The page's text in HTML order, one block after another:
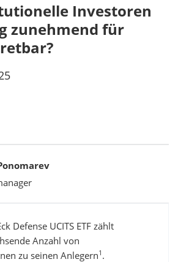
Investoren
zunehmend für
Defense UCITS ETF zählt
Anzahl von
zu seinen Anlegern1 .